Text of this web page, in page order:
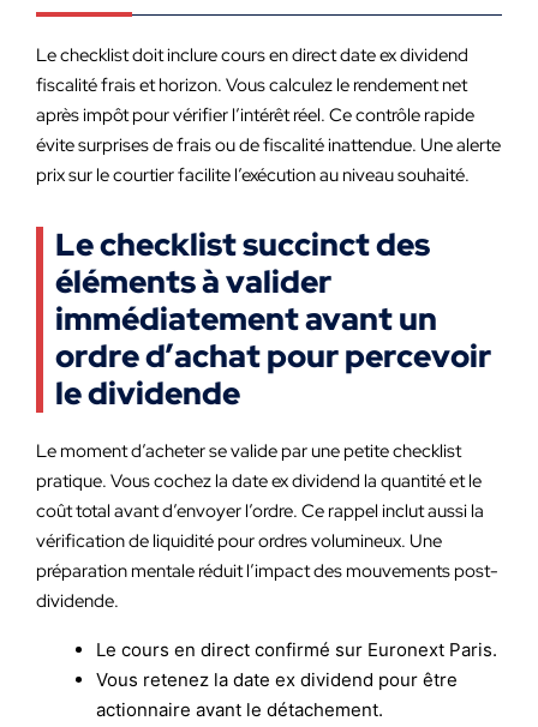
Le checklist doit inclure cours en direct date ex dividend
fiscalité frais et horizon. Vous calculez le rendement net
après impôt pour vérifier l’intérêt réel. Ce contrôle rapide
évite surprises de frais ou de fiscalité inattendue. Une alerte
prix sur le courtier facilite l’exécution au niveau souhaité.
Le checklist succinct des
éléments à valider
immédiatement avant un
ordre d’achat pour percevoir
le dividende
Le moment d’acheter se valide par une petite checklist
pratique. Vous cochez la date ex dividend la quantité et le
coût total avant d’envoyer l’ordre. Ce rappel inclut aussi la
vérification de liquidité pour ordres volumineux. Une
préparation mentale réduit l’impact des mouvements post-
dividende.
Le cours en direct confirmé sur Euronext Paris.
Vous retenez la date ex dividend pour être
actionnaire avant le détachement.